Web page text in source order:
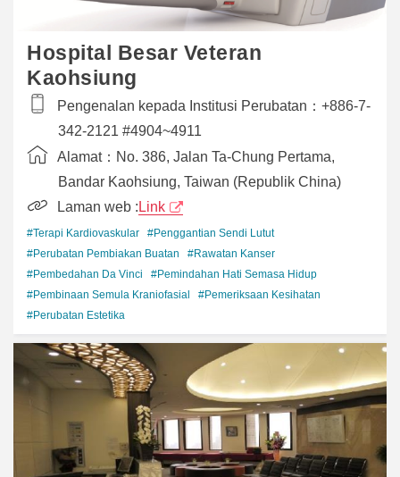
Hospital Besar Veteran
Kaohsiung
Pengenalan kepada Institusi Perubatan： +886-7-
342-2121 #4904~4911
Alamat： No. 386, Jalan Ta-Chung Pertama,
Bandar Kaohsiung, Taiwan (Republik China)
Laman web : Link
#Terapi Kardiovaskular
#Penggantian Sendi Lutut
#Perubatan Pembiakan Buatan
#Rawatan Kanser
#Pembedahan Da Vinci
#Pemindahan Hati Semasa Hidup
#Pembinaan Semula Kraniofasial
#Pemeriksaan Kesihatan
#Perubatan Estetika